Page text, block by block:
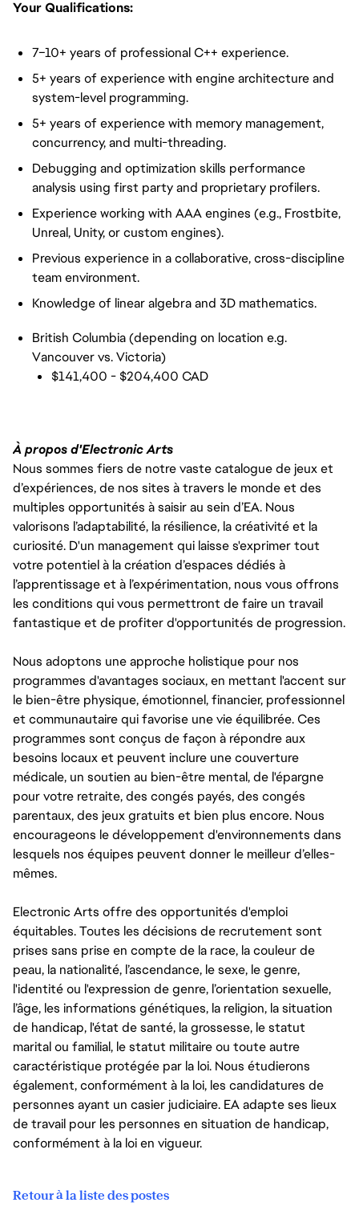
Your Qualifications:
7–10+ years of professional C++ experience.
5+ years of experience with engine architecture and
system-level programming.
5+ years of experience with memory management,
concurrency, and multi-threading.
Debugging and optimization skills performance
analysis using first party and proprietary profilers.
Experience working with AAA engines (e.g., Frostbite,
Unreal, Unity, or custom engines).
Previous experience in a collaborative, cross-discipline
team environment.
Knowledge of linear algebra and 3D mathematics.
British Columbia (depending on location e.g.
Vancouver vs. Victoria)
$141,400 - $204,400 CAD
À propos d'Electronic Arts
Nous sommes fiers de notre vaste catalogue de jeux et
d’expériences, de nos sites à travers le monde et des
multiples opportunités à saisir au sein d’EA. Nous
valorisons l’adaptabilité, la résilience, la créativité et la
curiosité. D'un management qui laisse s'exprimer tout
votre potentiel à la création d’espaces dédiés à
l’apprentissage et à l’expérimentation, nous vous offrons
les conditions qui vous permettront de faire un travail
fantastique et de profiter d'opportunités de progression.
Nous adoptons une approche holistique pour nos
programmes d'avantages sociaux, en mettant l'accent sur
le bien-être physique, émotionnel, financier, professionnel
et communautaire qui favorise une vie équilibrée. Ces
programmes sont conçus de façon à répondre aux
besoins locaux et peuvent inclure une couverture
médicale, un soutien au bien-être mental, de l'épargne
pour votre retraite, des congés payés, des congés
parentaux, des jeux gratuits et bien plus encore. Nous
encourageons le développement d'environnements dans
lesquels nos équipes peuvent donner le meilleur d’elles-
mêmes.
Electronic Arts offre des opportunités d'emploi
équitables. Toutes les décisions de recrutement sont
prises sans prise en compte de la race, la couleur de
peau, la nationalité, l’ascendance, le sexe, le genre,
l'identité ou l'expression de genre, l’orientation sexuelle,
l’âge, les informations génétiques, la religion, la situation
de handicap, l'état de santé, la grossesse, le statut
marital ou familial, le statut militaire ou toute autre
caractéristique protégée par la loi. Nous étudierons
également, conformément à la loi, les candidatures de
personnes ayant un casier judiciaire. EA adapte ses lieux
de travail pour les personnes en situation de handicap,
conformément à la loi en vigueur.
Retour à la liste des postes